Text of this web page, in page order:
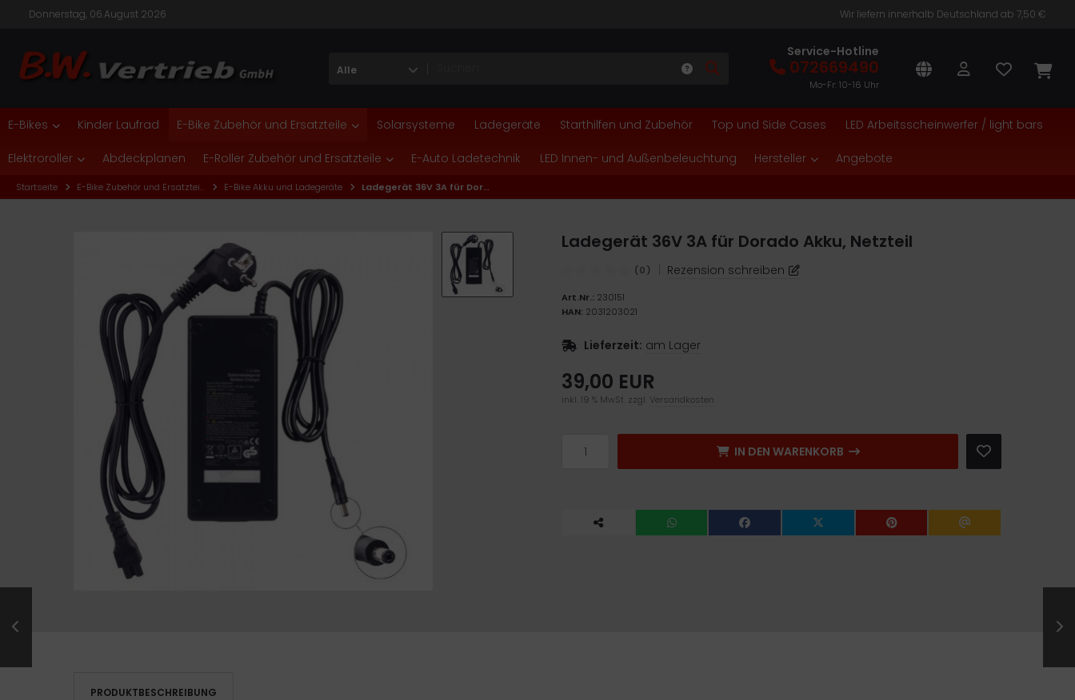
Donnerstag, 06.August 2026 Wir liefern innerhalb Deutschland ab 7,50 €
Alle
Service-Hotline
072669490
Mo-Fr: 10-16 Uhr
E-Bikes Kinder Laufrad E-Bike Zubehör und Ersatzteile Solarsysteme Ladegeräte Starthilfen und Zubehör Top und Side Cases LED Arbeitsscheinwerfer / light bars
Elektroroller Abdeckplanen E-Roller Zubehör und Ersatzteile E-Auto Ladetechnik LED Innen- und Außenbeleuchtung Hersteller Angebote
Startseite E-Bike Zubehör und Ersatzteile E-Bike Akku und Ladegeräte Ladegerät 36V 3A für Dorado Akku, Netzteil
Ladegerät 36V 3A für Dorado Akku, Netzteil
(0) Rezension schreiben
Art.Nr.: 230151
HAN: 2031203021
Lieferzeit: am Lager
39,00 EUR
inkl. 19 % MwSt. zzgl. Versandkosten
IN DEN WARENKORB
PRODUKTBESCHREIBUNG